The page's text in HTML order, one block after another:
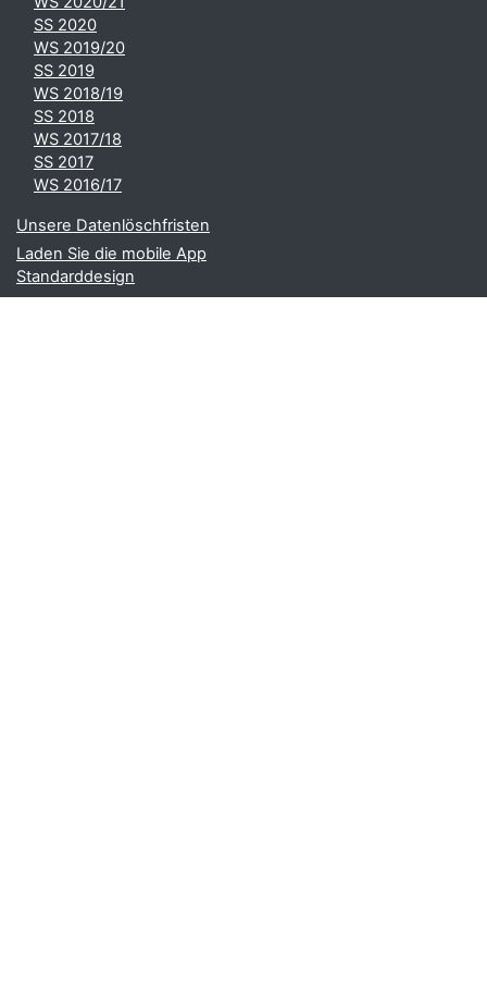
SS 2020
WS 2019/20
SS 2019
WS 2018/19
SS 2018
WS 2017/18
SS 2017
WS 2016/17
Unsere Datenlöschfristen
Laden Sie die mobile App
Standarddesign